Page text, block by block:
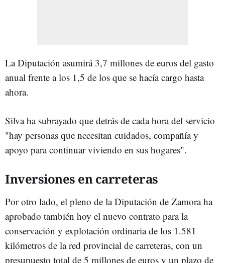
La Diputación asumirá 3,7 millones de euros del gasto
anual frente a los 1,5 de los que se hacía cargo hasta
ahora.
Silva ha subrayado que detrás de cada hora del servicio
"hay personas que necesitan cuidados, compañía y
apoyo para continuar viviendo en sus hogares".
Inversiones en carreteras
Por otro lado, el pleno de la Diputación de Zamora ha
aprobado también hoy el nuevo contrato para la
conservación y explotación ordinaria de los 1.581
kilómetros de la red provincial de carreteras, con un
presupuesto total de 5 millones de euros y un plazo de